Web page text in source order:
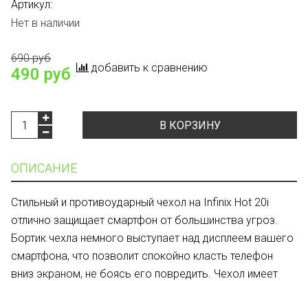
Артикул:
Нет в наличии
690 руб
490 руб добавить к сравнению
В КОРЗИНУ
ОПИСАНИЕ
Стильный и противоударный чехол на Infinix Hot 20i
отлично защищает смартфон от большинства угроз.
Бортик чехла немного выступает над дисплеем вашего
смартфона, что позволит спокойно класть телефон
вниз экраном, не боясь его повредить. Чехол имеет